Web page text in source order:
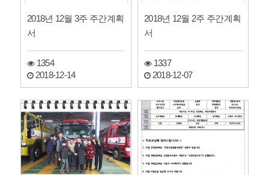
2018년 12월 3주 주간계획
서
1354
2018-12-14
2018년 12월 2주 주간계획
서
1337
2018-12-07